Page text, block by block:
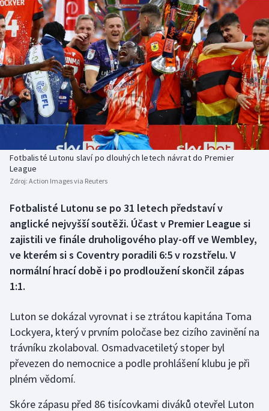
Cyklistika
DALŠÍ SPORTY
Americký fotbal
Baseball a softbal
Basketbal
Biatlon
Boby a skeleton
Box
Curling
Dostihy
Futsal
NEPŘEHLÉDNĚTE
Soutěže
Historické návraty
Aplikace ČT sport
AZ kvíz
Fotbalisté Lutonu slaví po dlouhých letech návrat do Premier
League
Zdroj: Action Images via Reuters
Fotbalisté Lutonu se po 31 letech představí v
anglické nejvyšší soutěži. Účast v Premier League si
zajistili ve finále druholigového play-off ve Wembley,
ve kterém si s Coventry poradili 6:5 v rozstřelu. V
normální hrací době i po prodloužení skončil zápas
1:1.
Luton se dokázal vyrovnat i se ztrátou kapitána Toma
Lockyera, který v prvním poločase bez cizího zavinění na
trávníku zkolaboval. Osmadvacetiletý stoper byl
převezen do nemocnice a podle prohlášení klubu je při
plném vědomí.
Skóre zápasu před 86 tisícovkami diváků otevřel Luton